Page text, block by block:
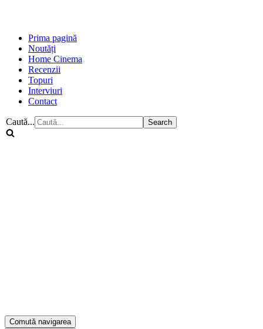
Prima pagină
Noutăți
Home Cinema
Recenzii
Topuri
Interviuri
Contact
Caută...
Comută navigarea